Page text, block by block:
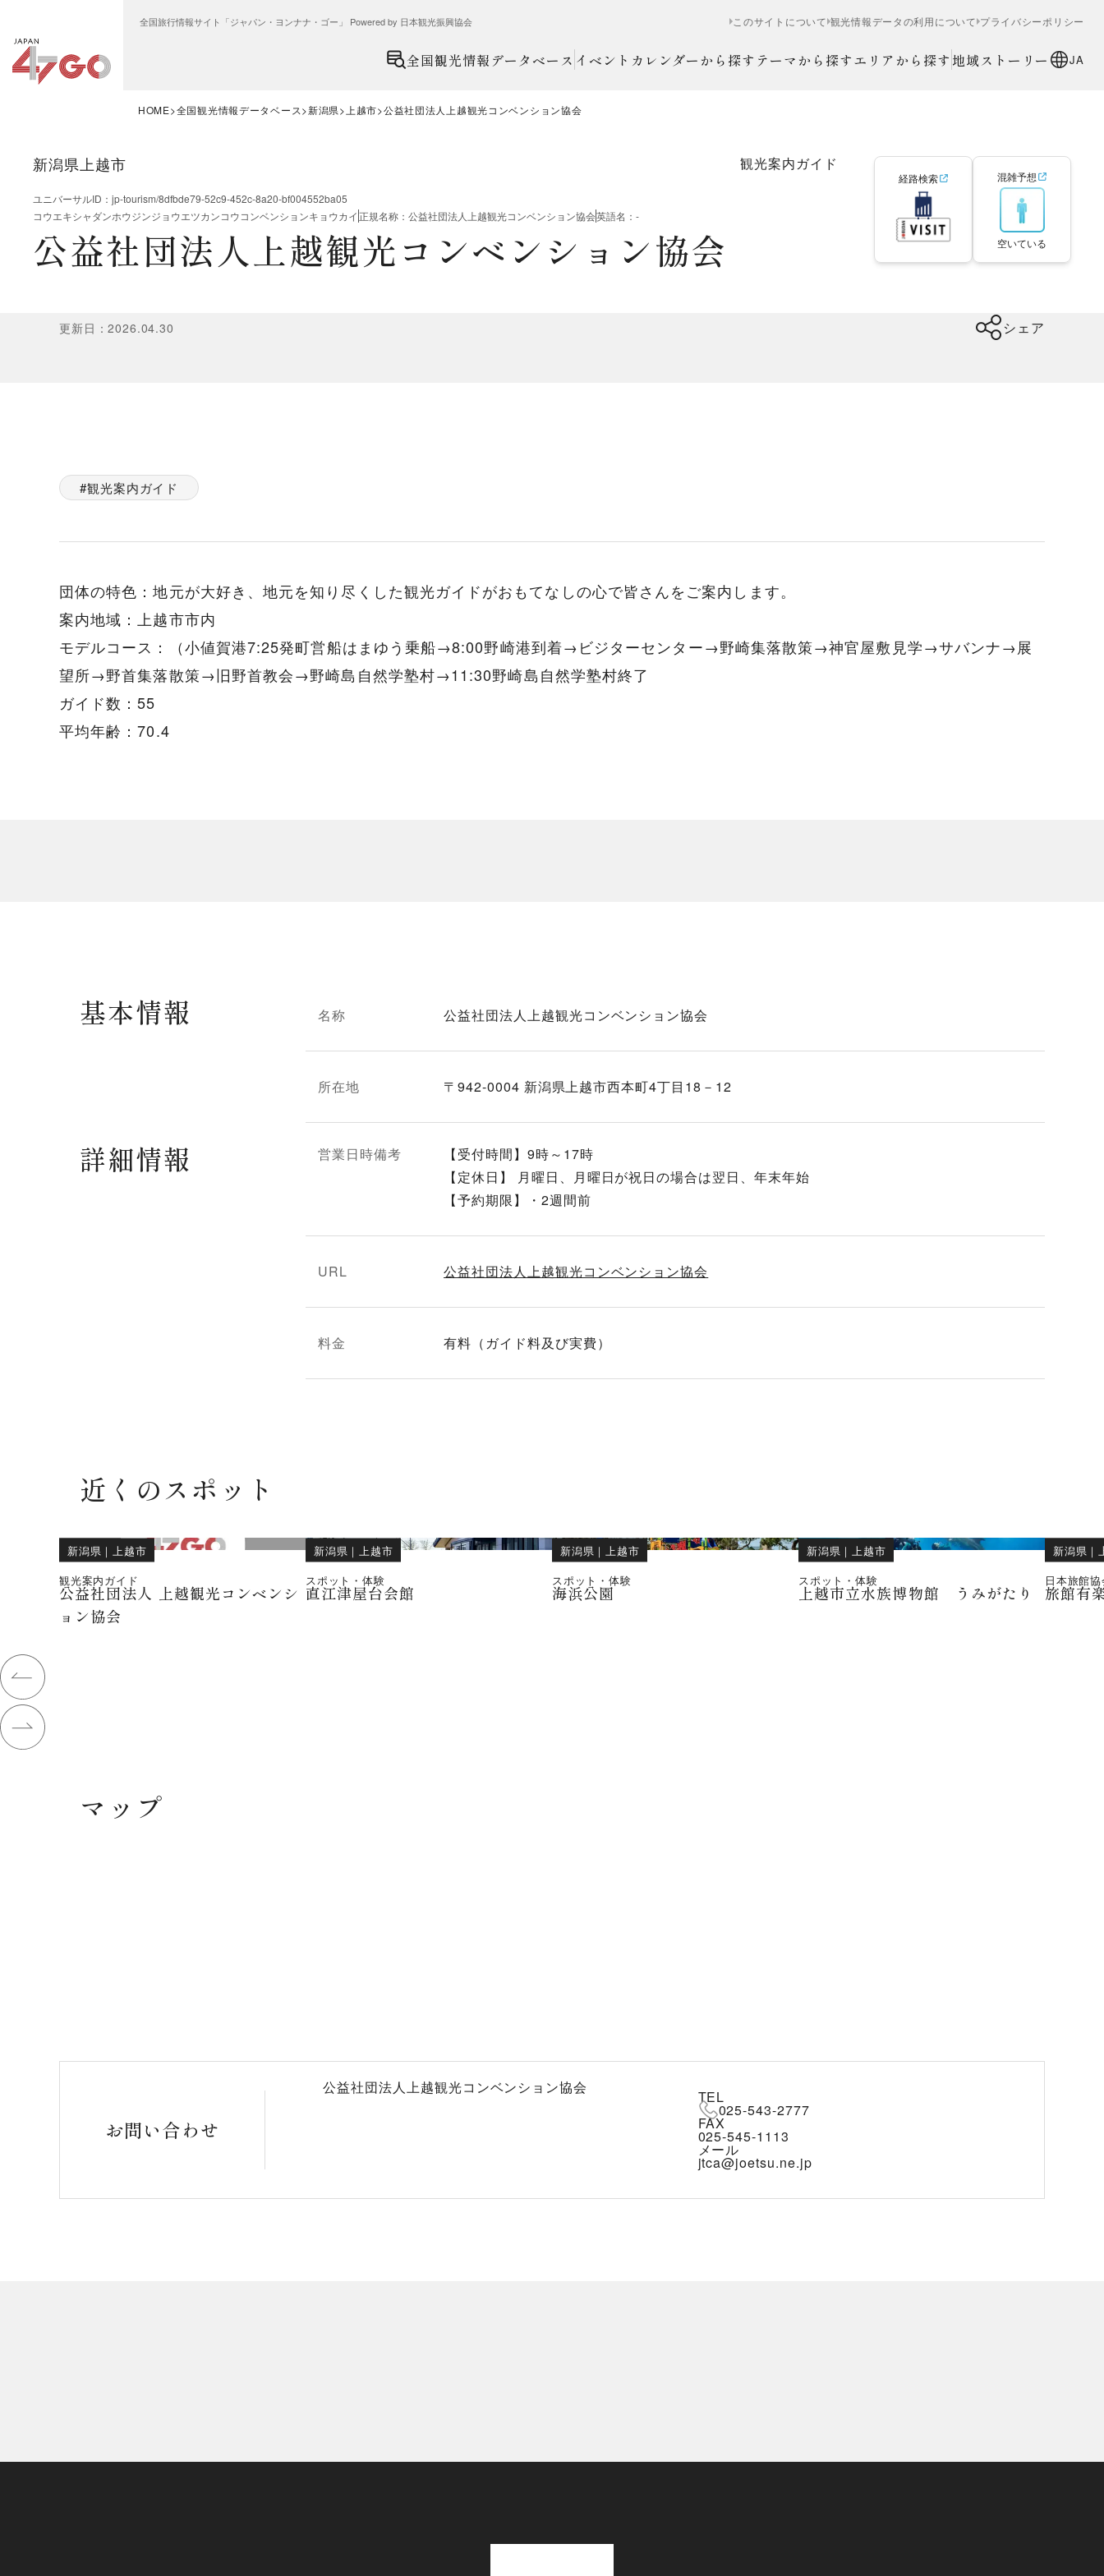
全国旅行情報サイト「ジャパン・ヨンナナ・ゴー」 Powered by 日本観光振興協会 このサイトについて 観光情報データの利用について プライバシーポリシー
全国観光情報データベース イベントカレンダーから探す テーマから探すエリアから探す 地域ストーリー JA
HOME 全国観光情報データベース 新潟県 上越市 公益社団法人上越観光コンベンション協会
新潟県上越市 観光案内ガイド
ユニバーサルID ： jp-tourism/8dfbde79-52c9-452c-8a20-bf004552ba05
コウエキシャダンホウジンジョウエツカンコウコンベンションキョウカイ正規名称 ： 公益社団法人上越観光コンベンション協会英語名 ： -
公益社団法人上越観光コンベンション協会
経路検索 混雑予想
空いている
更新日 ：2026.04.30 シェア
観光案内ガイド
団体の特色：地元が大好き、地元を知り尽くした観光ガイドがおもてなしの心で皆さんをご案内します。
案内地域：上越市市内
モデルコース：（小値賀港7:25発町営船はまゆう乗船→8:00野崎港到着→ビジターセンター→野崎集落散策→神官屋敷見学→サバンナ→展
望所→野首集落散策→旧野首教会→野崎島自然学塾村→11:30野崎島自然学塾村終了
ガイド数：55
平均年齢：70.4
基本情報 名称 公益社団法人上越観光コンベンション協会
所在地 〒942-0004 新潟県上越市西本町4丁目18－12
詳細情報 営業日時備考
【受付時間】9時～17時
【定休日】 月曜日、月曜日が祝日の場合は翌日、年末年始
【予約期限】・2週間前
URL 公益社団法人上越観光コンベンション協会
料金 有料（ガイド料及び実費）
近くのスポット
新潟県 ｜
上越市
観光案内ガイド
公益社団法人 上越観光コンベンシ
ョン協会
新潟県 ｜
上越市
スポット・体験
直江津屋台会館
新潟県 ｜
上越市
スポット・体験
海浜公園
新潟県 ｜
上越市
スポット・体験
上越市立水族博物館 うみがたり
新潟県 ｜
日本旅館
旅館有
マップ
お問い合わせ
公益社団法人上越観光コンベンション協会
TEL
025-543-2777
FAX
025-545-1113
メール
jtca@joetsu.ne.jp